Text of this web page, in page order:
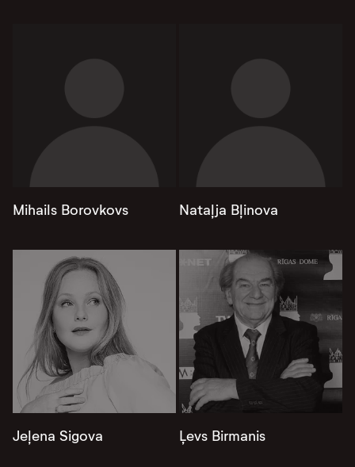
Mihails Borovkovs Nataļja Bļinova
Jeļena Sigova Ļevs Birmanis